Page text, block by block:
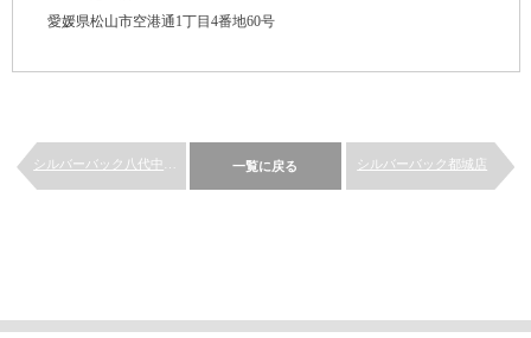
愛媛県松山市空港通1丁目4番地60号
シルバーバック八代中央店のイ... 一覧に戻る シルバーバック都城店